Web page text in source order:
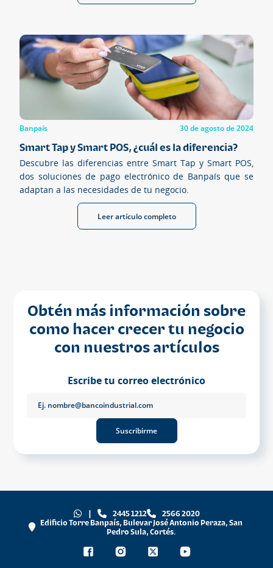
Banpaís 30 de agosto de 2024
Smart Tap y Smart POS, ¿cuál es la diferencia?
Descubre las diferencias entre Smart Tap y Smart POS,
dos soluciones de pago electrónico de Banpaís que se
adaptan a las necesidades de tu negocio.
Leer artículo completo
Obtén más información sobre
como hacer crecer tu negocio
con nuestros artículos
Escribe tu correo electrónico
Suscribirme
2445 1212
2566 2020
Edificio Torre Banpaís, Bulevar José Antonio Peraza, San
Pedro Sula, Cortés.